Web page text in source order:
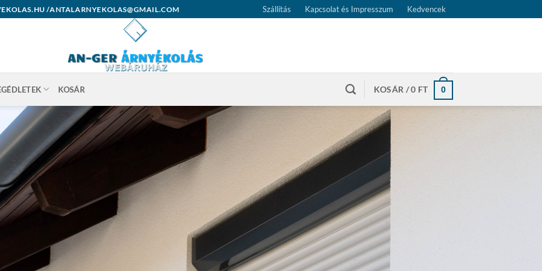
/ANTALARNYEKOLAS@GMAIL.COM Szállítás Kapcsolat és Impresszum Kedvencek
KOSÁR /0 FT 0
KOSÁR